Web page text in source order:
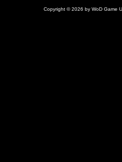
Copyright © 2026 by WoD Game